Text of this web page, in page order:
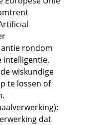
link
link
Externe link
rondom
intelligentie.
wiskundige
te lossen of
dat